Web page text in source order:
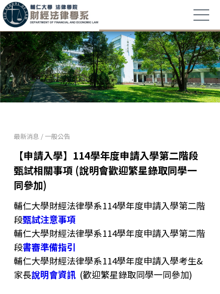
最新消息 / 一般公告
【申請入學】114學年度申請入學第二階段
甄試相關事項 (說明會歡迎繁星錄取同學一
同參加)
輔仁大學財經法律學系114學年度申請入學第二階
段甄試注意事項
輔仁大學財經法律學系114學年度申請入學第二階
段書審準備指引
輔仁大學財經法律學系114學年度申請入學考生&
家長說明會資訊(歡迎繁星錄取同學一同參加)